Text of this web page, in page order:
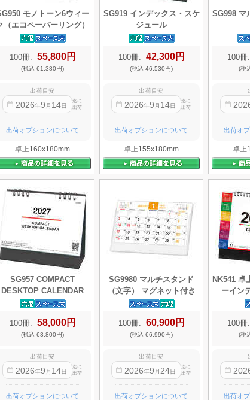
モノトーン6ウィー
（エコペーパーリング）
100冊: 55,800円
(税込 61,380円)
出荷目安
2026年9 月 14日
迄に
出荷
出荷オプションについて
卓上160x180mm
SG919 インデックス・スケ
ジュール
100冊: 42,300円
(税込 46,530円)
出荷目安
2026年9 月 14日
迄に
出荷
出荷オプションについて
卓上155x180mm
SG998 マ
100冊:
(税
出荷オ
卓上
SG957 COMPACT
DESKTOP CALENDAR
100冊: 58,000円
(税込 63,800円)
出荷目安
2026年9 月 14日
迄に
出荷
出荷オプションについて
SG9980 マルチスタンド
（文字） マグネット付き
100冊: 60,900円
(税込 66,990円)
出荷目安
2026年9 月 24日
迄に
出荷
出荷オプションについて
NK541 卓
ーイン
100冊:
(税
出荷オ